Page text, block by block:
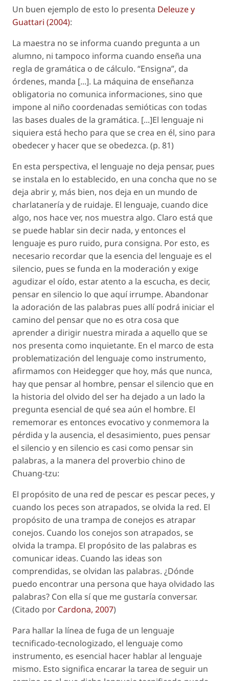
Un buen ejemplo de esto lo presenta Deleuze y
Guattari (2004):
La maestra no se informa cuando pregunta a un
alumno, ni tampoco informa cuando enseña una
regla de gramática o de cálculo. “Ensigna”, da
órdenes, manda [...]. La máquina de enseñanza
obligatoria no comunica informaciones, sino que
impone al niño coordenadas semióticas con todas
las bases duales de la gramática. [...]El lenguaje ni
siquiera está hecho para que se crea en él, sino para
obedecer y hacer que se obedezca. (p. 81)
En esta perspectiva, el lenguaje no deja pensar, pues
se instala en lo establecido, en una concha que no se
deja abrir y, más bien, nos deja en un mundo de
charlatanería y de ruidaje. El lenguaje, cuando dice
algo, nos hace ver, nos muestra algo. Claro está que
se puede hablar sin decir nada, y entonces el
lenguaje es puro ruido, pura consigna. Por esto, es
necesario recordar que la esencia del lenguaje es el
silencio, pues se funda en la moderación y exige
agudizar el oído, estar atento a la escucha, es decir,
pensar en silencio lo que aquí irrumpe. Abandonar
la adoración de las palabras pues allí podrá iniciar el
camino del pensar que no es otra cosa que
aprender a dirigir nuestra mirada a aquello que se
nos presenta como inquietante. En el marco de esta
problematización del lenguaje como instrumento,
afirmamos con Heidegger que hoy, más que nunca,
hay que pensar al hombre, pensar el silencio que en
la historia del olvido del ser ha dejado a un lado la
pregunta esencial de qué sea aún el hombre. El
rememorar es entonces evocativo y conmemora la
pérdida y la ausencia, el desasimiento, pues pensar
el silencio y en silencio es casi como pensar sin
palabras, a la manera del proverbio chino de
Chuang-tzu:
El propósito de una red de pescar es pescar peces, y
cuando los peces son atrapados, se olvida la red. El
propósito de una trampa de conejos es atrapar
conejos. Cuando los conejos son atrapados, se
olvida la trampa. El propósito de las palabras es
comunicar ideas. Cuando las ideas son
comprendidas, se olvidan las palabras. ¿Dónde
puedo encontrar una persona que haya olvidado las
palabras? Con ella sí que me gustaría conversar.
(Citado por Cardona, 2007)
Para hallar la línea de fuga de un lenguaje
tecnificado-tecnologizado, el lenguaje como
instrumento, es esencial hacer hablar al lenguaje
mismo. Esto significa encarar la tarea de seguir un